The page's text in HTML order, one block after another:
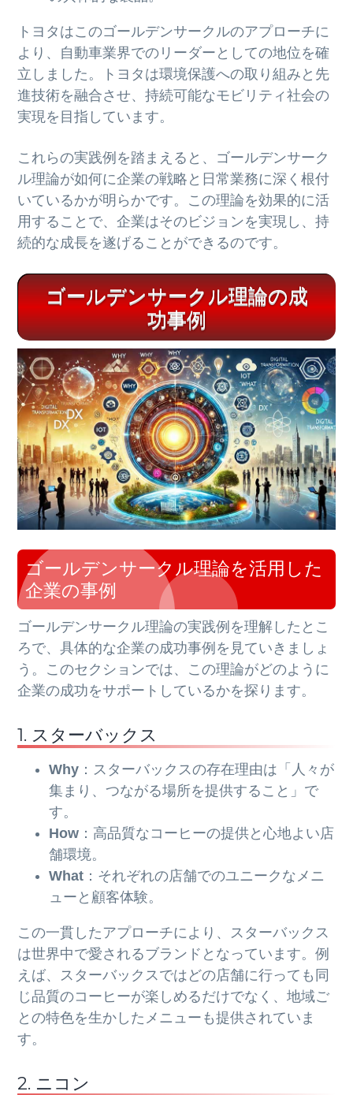
トヨタはこのゴールデンサークルのアプローチに
より、自動車業界でのリーダーとしての地位を確
立しました。トヨタは環境保護への取り組みと先
進技術を融合させ、持続可能なモビリティ社会の
実現を目指しています。
これらの実践例を踏まえると、ゴールデンサーク
ル理論が如何に企業の戦略と日常業務に深く根付
いているかが明らかです。この理論を効果的に活
用することで、企業はそのビジョンを実現し、持
続的な成長を遂げることができるのです。
ゴールデンサークル理論の成
功事例
ゴールデンサークル理論を活用した
企業の事例
ゴールデンサークル理論の実践例を理解したとこ
ろで、具体的な企業の成功事例を見ていきましょ
う。このセクションでは、この理論がどのように
企業の成功をサポートしているかを探ります。
1. スターバックス
Why ：スターバックスの存在理由は「人々が
集まり、つながる場所を提供すること」で
す。
How ：高品質なコーヒーの提供と心地よい店
舗環境。
What ：それぞれの店舗でのユニークなメニ
ューと顧客体験。
この一貫したアプローチにより、スターバックス
は世界中で愛されるブランドとなっています。例
えば、スターバックスではどの店舗に行っても同
じ品質のコーヒーが楽しめるだけでなく、地域ご
との特色を生かしたメニューも提供されていま
す。
2. ニコン